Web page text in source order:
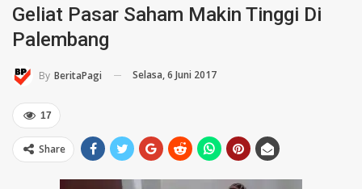
Geliat Pasar Saham Makin Tinggi Di
Palembang
By BeritaPagi Selasa, 6 Juni 2017
17
Share